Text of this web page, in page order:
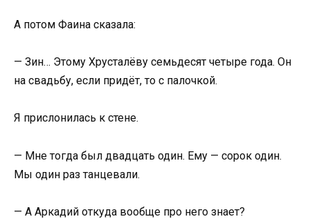
А потом Фаина сказала:
— Зин… Этому Хрусталёву семьдесят четыре года. Он
на свадьбу, если придёт, то с палочкой.
Я прислонилась к стене.
— Мне тогда был двадцать один. Ему — сорок один.
Мы один раз танцевали.
— А Аркадий откуда вообще про него знает?